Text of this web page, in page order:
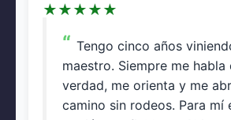
★★★★★
Tengo cinco años
maestro. Siempre me habla
verdad, me orienta y me
camino sin rodeos. Para mí